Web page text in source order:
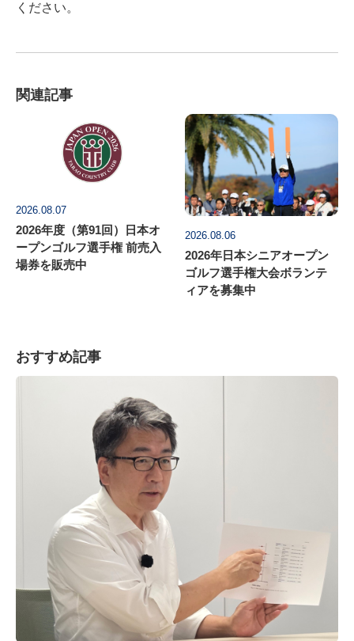
ください。
関連記事
2026.08.07
2026年度（第91回）日本オ
ープンゴルフ選手権 前売入
場券を販売中
2026.08.06
2026年日本シニアオープン
ゴルフ選手権大会ボランテ
ィアを募集中
おすすめ記事